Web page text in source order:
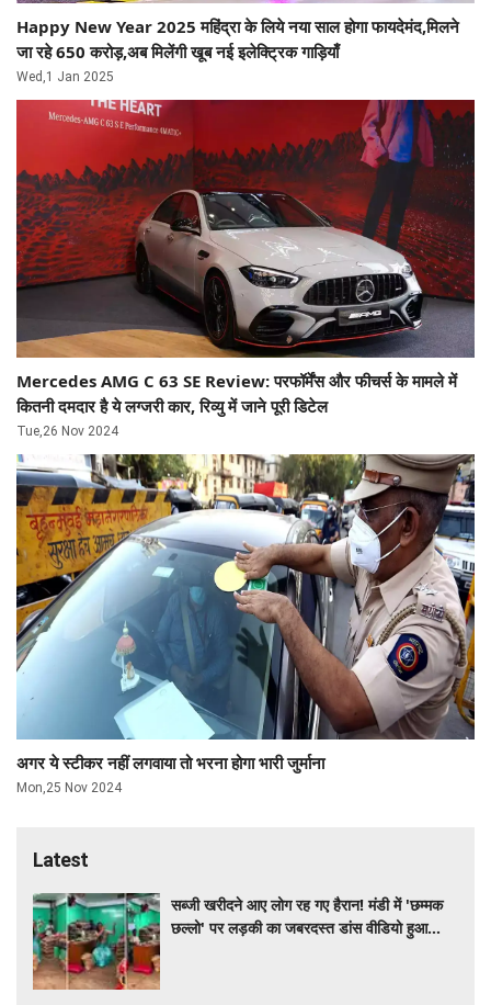
Happy New Year 2025 महिंद्रा के लिये नया साल होगा फायदेमंद,मिलने
जा रहे 650 करोड़,अब मिलेंगी खूब नई इलेक्ट्रिक गाड़ियाँ
Wed,1 Jan 2025
Mercedes AMG C 63 SE Review: परफॉर्मेंस और फीचर्स के मामले में
कितनी दमदार है ये लग्जरी कार, रिव्यु में जाने पूरी डिटेल
Tue,26 Nov 2024
अगर ये स्टीकर नहीं लगवाया तो भरना होगा भारी जुर्माना
Mon,25 Nov 2024
Latest
सब्जी खरीदने आए लोग रह गए हैरान! मंडी में 'छम्मक
छल्लो' पर लड़की का जबरदस्त डांस वीडियो हुआ